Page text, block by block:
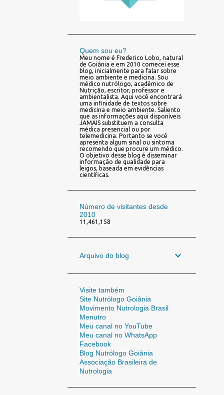
Quem sou eu?
Meu nome é Frederico Lobo, natural
de Goiânia e em 2010 comecei esse
blog, inicialmente para falar sobre
meio ambiente e medicina. Sou
médico nutrólogo, acadêmico de
Nutrição, escritor, professor e
ambientalista. Aqui você encontrará
uma infinidade de textos sobre
medicina e meio ambiente. Saliento
que as informações aqui disponíveis
JAMAIS substituem a consulta
médica presencial ou por
telemedicina. Portanto se você
apresenta algum sinal ou sintoma
recomendo que procure um médico.
O objetivo desse blog é disseminar
informação de qualidade para
leigos, baseada em evidências
científicas.
Número de visitantes desde
2010
11,461,158
Arquivo do blog
Visite também
Site Nutrólogo Goiânia
Movimento Nutrologia Brasil
Menutro
Meu canal no YouTube
Meu canal no WhatsApp
Facebook
Blog Nutrólogo Goiânia
Associação Brasileira de
Nutrologia